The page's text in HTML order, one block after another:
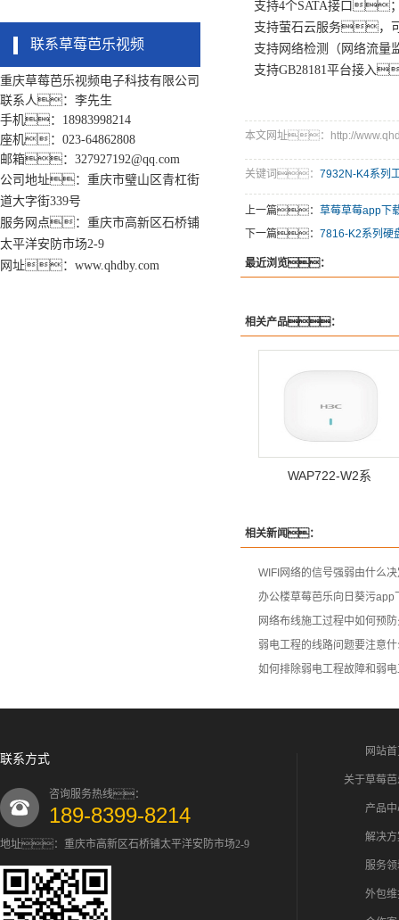
联系草莓芭乐视频
重庆草莓芭乐视频电子科技有限公司
联系人：李先生
手机：18983998214
座机：023-64862808
邮箱：327927192@qq.com
公司地址：重庆市璧山区青杠街
道大字街339号
服务网点：重庆市高新区石桥铺
太平洋安防市场2-9
网址：www.qhdby.com
支持4个SATA接口
支持萤石云服务，
支持网络检测（网络
支持GB28181平台接入
本文网址：http://
关键词： 7932N-K4系列
上一篇： 草莓草莓app下
下一篇： 7816-K2系列硬
最近浏览：
相关产品：
WAP722-W2系
相关新闻：
WIFI网络的信号强弱由什
办公楼草莓芭乐向日葵污app
网络布线施工过程中如何预
弱电工程的线路问题要注意
如何排除弱电工程故障和弱
联系方式
咨询服务热线：
189-8399-8214
地址：重庆市高新区石桥铺太平洋安防市场2-9
网站
关于草莓
产品
解决
服务
外包